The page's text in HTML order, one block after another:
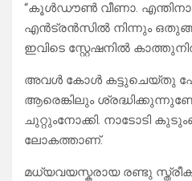
“കൂൾഡൗൺ വീണാ. എന്തിനാ
എൻട്രൻസിൽ നിന്നും
ഇവിടെ സ്റ്റേഷനിൽ
അവൾ കോൾ കട്ടുചെയ്തു
ആരെങ്കിലും
ചുറ്റുംനോക്കി. നാടോടി
ലോകത്താണ്.
മധ്യവയസ്കരായ രണ്ടു